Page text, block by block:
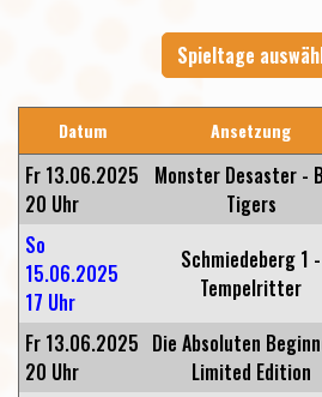
Spieltage
Datum Ansetzung
Fr 13.06.2025
20 Uhr
Monster Desaster -
Tigers
So
15.06.2025
17 Uhr
Schmiedeberg 1 -
Tempelritter
Fr 13.06.2025
20 Uhr
Die Absoluten
Limited Edition